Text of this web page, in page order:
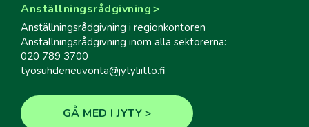
Anställningsrådgivning
Anställningsrådgivning i regionkontoren
Anställningsrådgivning inom alla sektorerna:
020 789 3700
tyosuhdeneuvonta@jytyliitto.fi
GÅ MED I JYTY